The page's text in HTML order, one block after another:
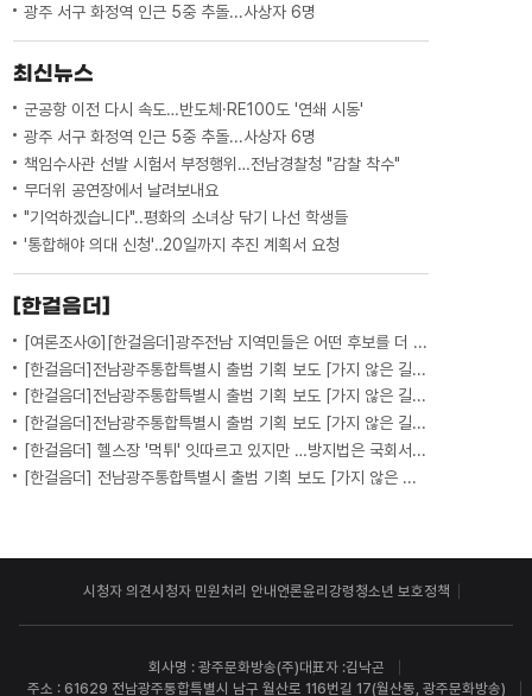
광주 서구 화정역 인근 5중 추돌...사상자 6명
최신뉴스
군공항 이전 다시 속도…반도체·RE100도 '연쇄 시동'
광주 서구 화정역 인근 5중 추돌...사상자 6명
책임수사관 선발 시험서 부정행위…전남경찰청 "감찰 착수"
무더위 공연장에서 날려보내요
"기억하겠습니다"..평화의 소녀상 닦기 나선 학생들
'통합해야 의대 신청'‥20일까지 추진 계획서 요청
[한걸음더]
[여론조사④][한걸음더]광주전남 지역민들은 어떤 후보를 더 선호할까.. 변수는?
[한걸음더]전남광주통합특별시 출범 기획 보도 [가지 않은 길] 5편 프랑스 헌법에 새긴 '지방 분권'..전남광주 통합 성공 조건은?
[한걸음더]전남광주통합특별시 출범 기획 보도 [가지 않은 길] 4편 프랑스 지역 통합 10년 성적표
[한걸음더]전남광주통합특별시 출범 기획 보도 [가지 않은 길] 3편 프랑스 통합 10년 지났지만..."우린 여전히 알자스인"
[한걸음더] 헬스장 '먹튀' 잇따르고 있지만 …방지법은 국회서 낮잠
[한걸음더] 전남광주통합특별시 출범 기획 보도 [가지 않은 길] 2편 지방이 주도한 투자..'유럽 상위 5개 지역' 도약 비결은?
시청자 의견시청자 민원처리 안내언론윤리강령 청소년 보호정책
회사명 : 광주문화방송(주)대표자 :김낙곤
주소 : 61629 전남광주통합특별시 남구 월산로 116번길 17(월산동, 광주문화방송)